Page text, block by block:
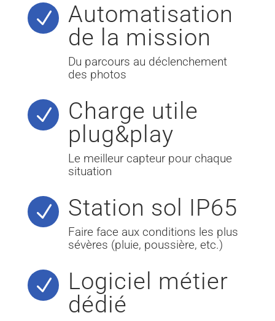
N
Automatisation
de la mission
Du parcours au déclenchement
des photos
N
Charge utile
plug&play
Le meilleur capteur pour chaque
situation
N Station sol IP65
Faire face aux conditions les plus
sévères (pluie, poussière, etc.)
N
Logiciel métier
dédié